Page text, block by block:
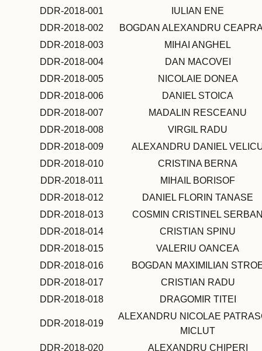
DDR-2018-001
IULIAN ENE
DDR-2018-002
BOGDAN ALEXANDRU
DDR-2018-003
MIHAI ANGHEL
DDR-2018-004
DAN MACOVEI
DDR-2018-005
NICOLAIE DONEA
DDR-2018-006
DANIEL STOICA
DDR-2018-007
MADALIN RESCEANU
DDR-2018-008
VIRGIL RADU
DDR-2018-009
ALEXANDRU DANIEL
DDR-2018-010
CRISTINA BERNA
DDR-2018-011
MIHAIL BORISOF
DDR-2018-012
DANIEL FLORIN TANASE
DDR-2018-013
COSMIN CRISTINEL
DDR-2018-014
CRISTIAN SPINU
DDR-2018-015
VALERIU OANCEA
DDR-2018-016
BOGDAN MAXIMILIAN
DDR-2018-017
CRISTIAN RADU
DDR-2018-018
DRAGOMIR TITEI
DDR-2018-019
ALEXANDRU NICOLAE
MICLUT
DDR-2018-020
ALEXANDRU CHIPERI